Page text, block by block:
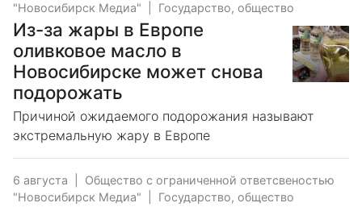
"Новосибирск Медиа"
Государство, общество
Из-за жары в Европе
оливковое масло в
Новосибирске может снова
подорожать
Причиной ожидаемого подорожания называют
экстремальную жару в Европе
6 августа
Общество с ограниченной ответсвеностью
"Новосибирск Медиа"
Государство, общество